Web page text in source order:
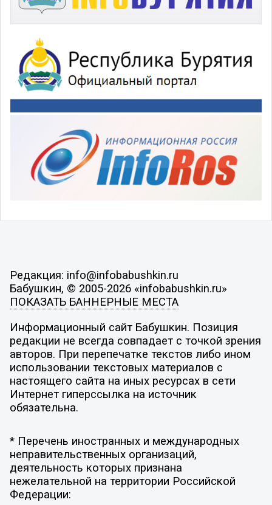
Редакция: info@infobabushkin.ru
Бабушкин, © 2005-2026 «infobabushkin.ru»
ПОКАЗАТЬ БАННЕРНЫЕ МЕСТА
Информационный сайт Бабушкин. Позиция
редакции не всегда совпадает с точкой зрения
авторов. При перепечатке текстов либо ином
использовании текстовых материалов с
настоящего сайта на иных ресурсах в сети
Интернет гиперссылка на источник
обязательна.
* Перечень иностранных и международных
неправительственных организаций,
деятельность которых признана
нежелательной на территории Российской
Федерации: